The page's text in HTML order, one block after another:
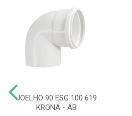
JOELHO 90 ESG 100 619
KRONA - AB